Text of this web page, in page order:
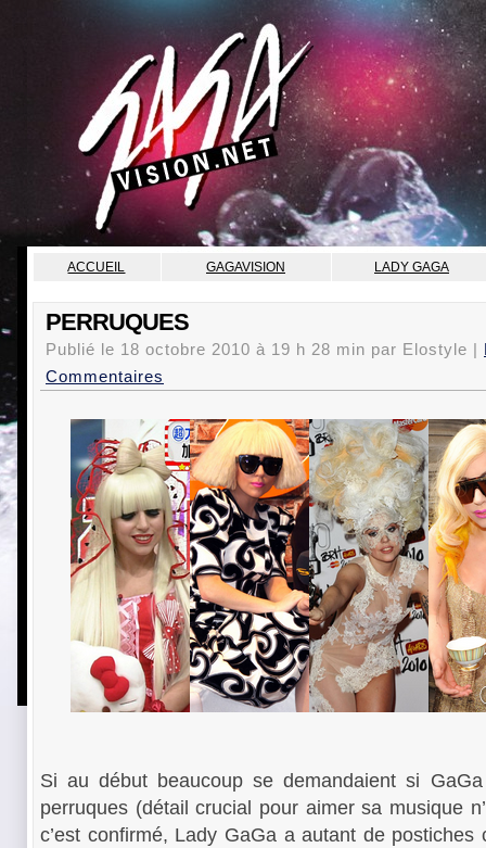
ACCUEIL GAGAVISION LADY GAGA
PERRUQUES
Publié le 18 octobre 2010 à 19 h 28 min par Elostyle |
Commentaires
Si au début beaucoup se demandaient si
perruques (détail crucial pour aimer sa musique
c’est confirmé, Lady GaGa a autant de